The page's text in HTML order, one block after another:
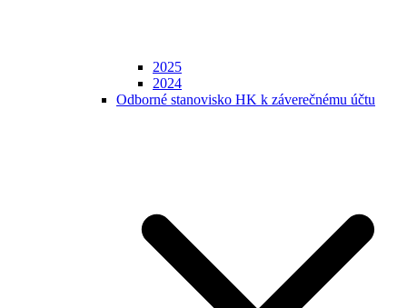
2025
2024
Odborné stanovisko HK k záverečnému účtu